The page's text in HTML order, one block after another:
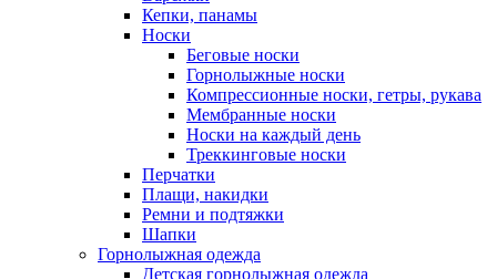
Кепки, панамы
Носки
Беговые носки
Горнолыжные носки
Компрессионные носки, гетры, рукава
Мембранные носки
Носки на каждый день
Треккинговые носки
Перчатки
Плащи, накидки
Ремни и подтяжки
Шапки
Горнолыжная одежда
Детская горнолыжная одежда